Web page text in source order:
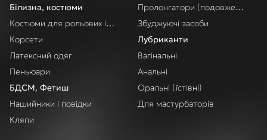
Білизна, костюми
Костюми для рольових ігор
Корсети
Латексний одяг
Пеньюари
БДСМ, Фетиш
Нашийники і повідки
Кляпи
Пролонгатори (подовження
Збуджуючі засоби
Лубриканти
Вагінальні
Анальні
Оральні (їстівні)
Для мастурбаторів